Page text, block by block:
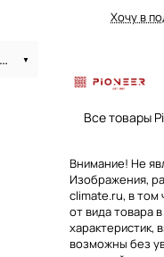
Pioneer KFC60GV/KON60GV/TC04V на 160 м
Хочу в
Все товары
Внимание! Не
Изображения,
climate.ru, в том
от вида товара
характеристик,
возможны без